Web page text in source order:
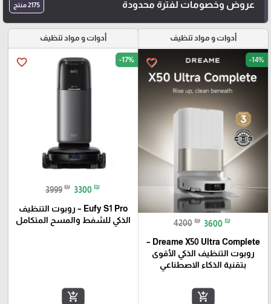
عروض وخصومات لفترة محدودة 2175 منتج
أدوات و مواد تنظيف
favorite_border -14%
4200 ₪ 3600 ₪
Dreame X50 Ultra Complete –
روبوت التنظيف الذكي الأقوى
بتقنية الذكاء الاصطناعي
add_shopping_cart
أدوات و مواد تنظيف
favorite_border -17%
3999 ₪ 3300 ₪
Eufy S1 Pro – روبوت التنظيف
الذكي للشفط والمسح المتكامل
add_shopping_cart